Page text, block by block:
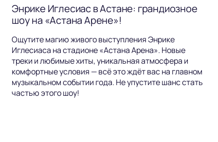
Энрике Иглесиас в Астане: грандиозное
шоу на «Астана Арене»!
Ощутите магию живого выступления Энрике
Иглесиаса на стадионе «Астана Арена». Новые
треки и любимые хиты, уникальная атмосфера и
комфортные условия — всё это ждёт вас на главном
музыкальном событии года. Не упустите шанс стать
частью этого шоу!